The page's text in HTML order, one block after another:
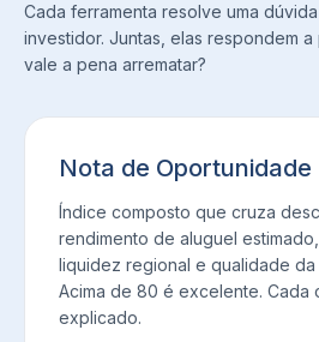
Cada ferramenta resolve uma
investidor. Juntas, elas respondem a
vale a pena arrematar?
Nota de Oportunidade
Índice composto que cruza
rendimento de aluguel
liquidez regional e qualidade da
Acima de 80 é excelente. Cada
explicado.